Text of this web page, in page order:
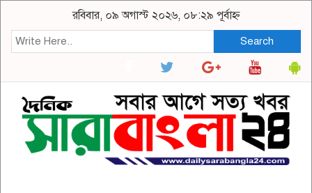
রবিবার, ০৯ অগাস্ট ২০২৬, ০৮:২৯ পূর্বাহ্ন
Search